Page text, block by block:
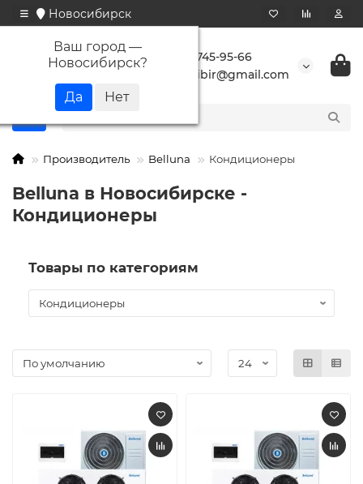
Новосибирск
Ваш город —
Новосибирск?
+7 923 745-95-66
buransibir@gmail.com
Производитель Belluna Кондиционеры
Belluna в Новосибирске -
Кондиционеры
Товары по категориям